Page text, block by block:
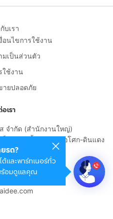
รถ?
และพาร์ทเนอร์ทั่ว
ร้อมดูแลคุณ
บเรา
อนไขการใช้งาน
มเป็นส่วนตัว
ใช้งาน
ายปลอดภัย
เรา
จำกัด (สำนักงานใหญ่)
ซ็นเตอร์ ชั้น 22 ถนนอโศก-ดินแดง
เขตดินแดง
นคร 10400